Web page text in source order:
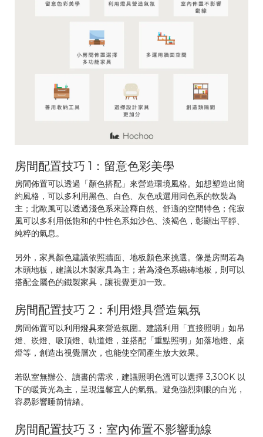
房間配置技巧 1：留意色彩美學
房間佈置可以透過「顏色搭配」來營造環境風格。如想塑造出簡
約風格，可以多利用黑色、白色、灰色或選用同色系的軟裝為
主；北歐風可以透過淺色系來詮釋自然、舒適的空間特色；侘寂
風可以多利用低飽和的中性色系如沙色、淡褐色，彰顯出平靜、
純粹的氣息。
另外，家具顏色建議依照牆面、地板顏色來挑選。像是房間若為
木頭地板，建議以木製家具為主；若為淺色系磁磚地板，則可以
搭配金屬色的鐵製家具，讓視覺更加一致。
房間配置技巧 2：利用燈具營造氣氛
房間佈置可以利用燈具來營造氛圍。建議利用「直接照明」如吊
燈、崁燈、吸頂燈、軌道燈，並搭配「重點照明」如落地燈、桌
燈等，創造出視覺層次，也能使空間產生放大效果。
若臥室無辦公、讀書的需求，建議照明色溫可以選擇 3,300K 以
下的暖黃光為主，呈現溫馨宜人的氣氛。避免強烈刺眼的白光，
容易影響睡前情緒。
房間配置技巧 3：室內佈置不影響動線